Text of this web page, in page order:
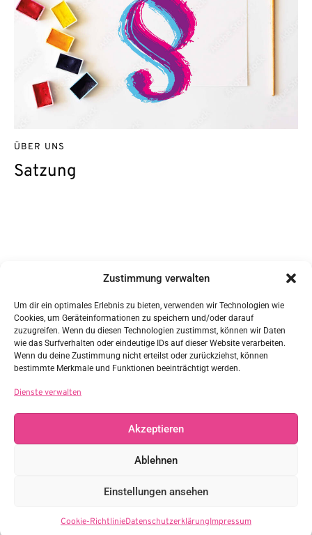
Zustimmung verwalten
Um dir ein optimales Erlebnis zu bieten, verwenden wir Technologien wie
Cookies, um Geräteinformationen zu speichern und/oder darauf
zuzugreifen. Wenn du diesen Technologien zustimmst, können wir Daten
wie das Surfverhalten oder eindeutige IDs auf dieser Website verarbeiten.
Wenn du deine Zustimmung nicht erteilst oder zurückziehst, können
bestimmte Merkmale und Funktionen beeinträchtigt werden.
Dienste verwalten
Akzeptieren
Ablehnen
Einstellungen ansehen
Cookie-RichtlinieDatenschutzerklärungImpressum
Satzung
ÜBER UNS
Nr. 1 1/5
85617 Steinkirchen
Vertreten durch:
Sabine Ziegler
sabine.ziegler@daggws.de
Steuernummer: 114/107/60098
Links